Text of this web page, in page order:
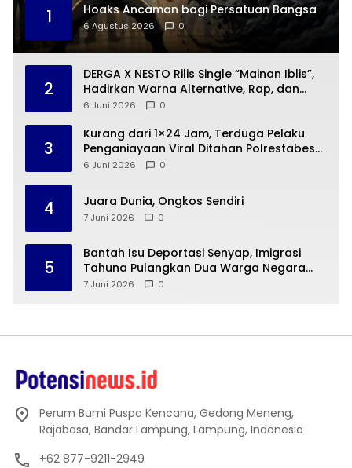
1 Hoaks Ancaman bagi Persatuan Bangsa
6 Agustus 2026 0
2
DERGA X NESTO Rilis Single “Mainan Iblis”,
Hadirkan Warna Alternative, Rap, dan
Funk Rock yang Lebih Berani
6 Juni 2026 0
3
Kurang dari 1×24 Jam, Terduga Pelaku
Penganiayaan Viral Ditahan Polrestabes
Palembang
6 Juni 2026 0
4 Juara Dunia, Ongkos Sendiri
7 Juni 2026 0
5
Bantah Isu Deportasi Senyap, Imigrasi
Tahuna Pulangkan Dua Warga Negara
Cina ke Guangzhou
7 Juni 2026 0
Perum Bumi Puspa Kencana, Gedong Meneng,
Rajabasa, Bandar Lampung, Lampung, Indonesia
+62 877-9211-2949